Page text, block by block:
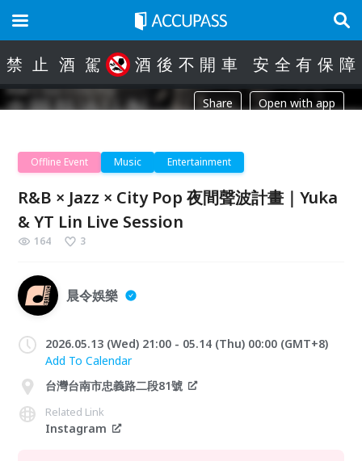
禁 止 酒 駕 酒 後 不 開 車 安 全 有 保 障
Share Open with app
Offline Event Music Entertainment
R&B × Jazz × City Pop 夜間聲波計畫｜Yuka
& YT Lin Live Session
164 3
晨令娛樂
2026.05.13 (Wed) 21:00 - 05.14 (Thu) 00:00 (GMT+8)
Add To Calendar
台灣台南市忠義路二段81號
Related Link
Instagram